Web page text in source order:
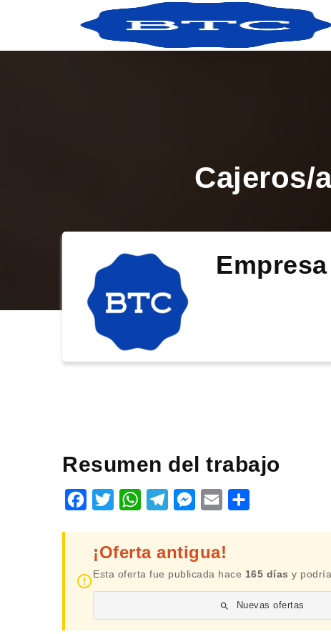
Cajeros/
Empresa
Resumen del trabajo
Facebook
TwitterWhatsAppTelegramMessenger
Email
¡Oferta antigua!
Esta oferta fue publicada hace 165 días y
Nuevas ofertas